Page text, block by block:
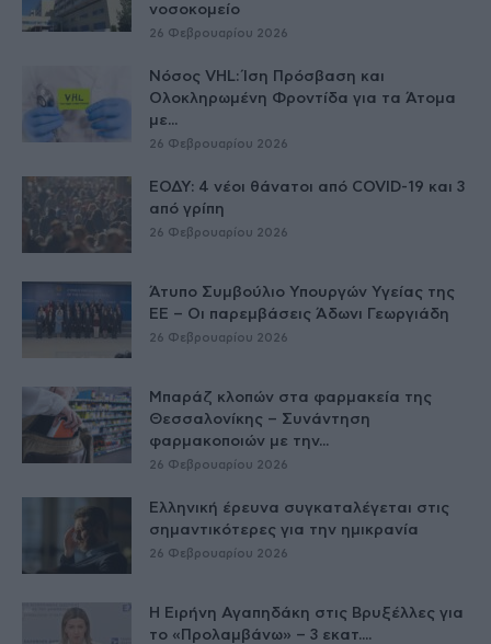
νοσοκομείο
26 Φεβρουαρίου 2026
Νόσος VHL: Ίση Πρόσβαση και
Ολοκληρωμένη Φροντίδα για τα Άτομα
με...
26 Φεβρουαρίου 2026
ΕΟΔΥ: 4 νέοι θάνατοι από COVID-19 και 3
από γρίπη
26 Φεβρουαρίου 2026
Άτυπο Συμβούλιο Υπουργών Υγείας της
ΕE – Οι παρεμβάσεις Άδωνι Γεωργιάδη
26 Φεβρουαρίου 2026
Μπαράζ κλοπών στα φαρμακεία της
Θεσσαλονίκης – Συνάντηση
φαρμακοποιών με την...
26 Φεβρουαρίου 2026
Ελληνική έρευνα συγκαταλέγεται στις
σημαντικότερες για την ημικρανία
26 Φεβρουαρίου 2026
Η Ειρήνη Αγαπηδάκη στις Βρυξέλλες για
το «Προλαμβάνω» – 3 εκατ....